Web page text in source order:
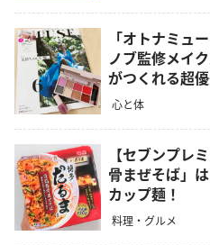
「オトナミュ
ノブ監修メイ
がつくれる超
心と体
【セブンプレ
骨まぜそば」
カップ麺！
料理・グルメ